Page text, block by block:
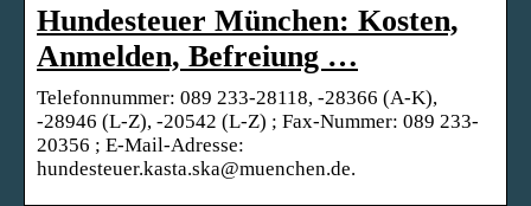
Hundesteuer München: Kosten,
Anmelden, Befreiung …
Telefonnummer: 089 233-28118, -28366 (A-K),
-28946 (L-Z), -20542 (L-Z) ; Fax-Nummer: 089 233-
20356 ; E-Mail-Adresse:
hundesteuer.kasta.ska@muenchen.de.